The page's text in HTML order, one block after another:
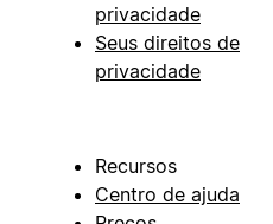
privacidade
Seus direitos de
privacidade
Recursos
Centro de ajuda